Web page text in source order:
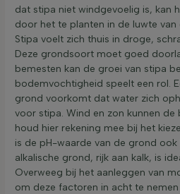
dat stipa niet windgevoelig is, kan
door het te planten in de luwte van
Stipa voelt zich thuis in droge,
Deze grondsoort moet goed
bemesten kan de groei van stipa
bodemvochtigheid speelt een rol.
grond voorkomt dat water zich
voor stipa. Wind en zon kunnen
houd hier rekening mee bij het
is de pH-waarde van de grond ook
alkalische grond, rijk aan kalk, is
Overweeg bij het aanleggen van
om deze factoren in acht te